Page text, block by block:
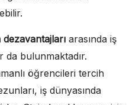
arasında iş
bulunmaktadır.
öğrencileri tercih
iş dünyasında